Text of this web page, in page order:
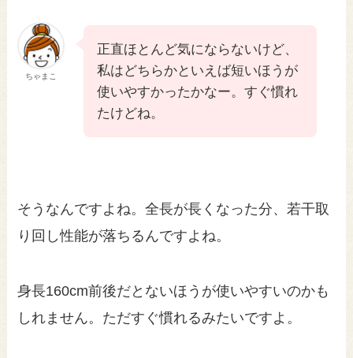
ちゃまこ
正直ほとんど気にならないけど、
私はどちらかといえば短いほうが
使いやすかったかなー。すぐ慣れ
たけどね。
そうなんですよね。全長が長くなった分、若干取
り回し性能が落ちるんですよね。
身長160cm前後だとないほうが使いやすいのかも
しれません。ただすぐ慣れるみたいですよ。